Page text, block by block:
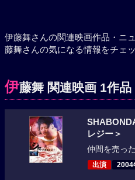
伊藤舞さんの関連映画作品・ニ
藤舞さんの気になる情報をチェッ
伊藤舞 関連映画 1作品
レジー＞
仲間を売っ
出演 2004